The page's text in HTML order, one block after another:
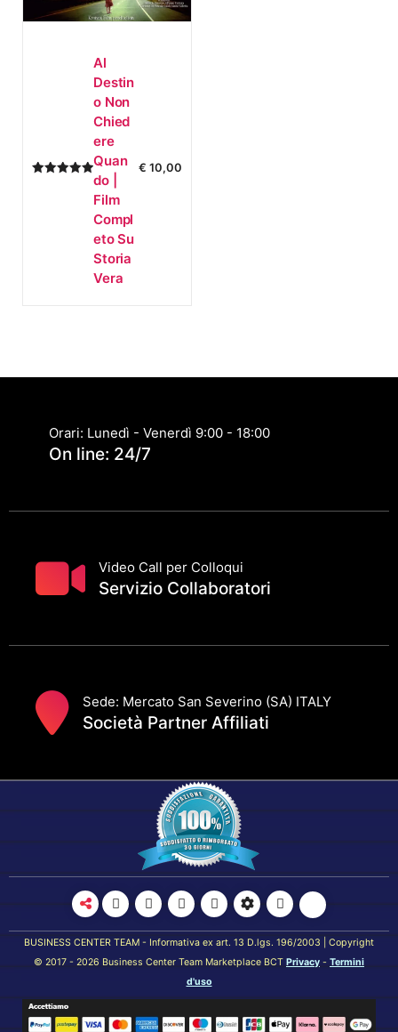
Al
Destin
O Non
Chied
Ere
Quan
Do |
Film
Compl
Eto Su
Storia
Vera
€ 10,00
Orari: Lunedì - Venerdì 9:00 - 18:00
On line: 24/7
Video Call per Colloqui
Servizio Collaboratori
Sede: Mercato San Severino (SA) ITALY
Società Partner Affiliati
BUSINESS CENTER TEAM - Informativa ex art. 13 D.lgs. 196/2003 | Copyright
© 2017 - 2026 Business Center Team Marketplace BCT Privacy - Termini
d'uso